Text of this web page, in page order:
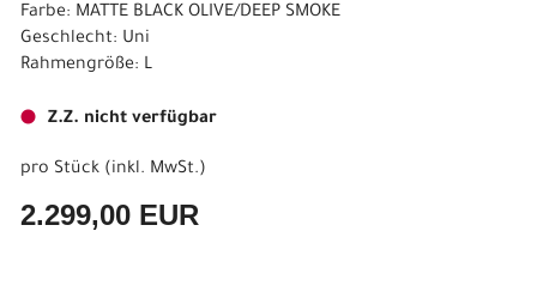
Farbe: MATTE BLACK OLIVE/DEEP SMOKE
Geschlecht: Uni
Rahmengröße: L
Z.Z. nicht verfügbar
pro Stück (inkl. MwSt.)
2.299,00 EUR